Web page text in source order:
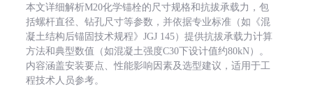
本文详细解析M20化学锚栓的尺寸规格和抗拔承载力，包
括螺杆直径、钻孔尺寸等参数，并依据专业标准（如《混
凝土结构后锚固技术规程》JGJ 145）提供抗拔承载力计算
方法和典型数值（如混凝土强度C30下设计值约80kN）。
内容涵盖安装要点、性能影响因素及选型建议，适用于工
程技术人员参考。